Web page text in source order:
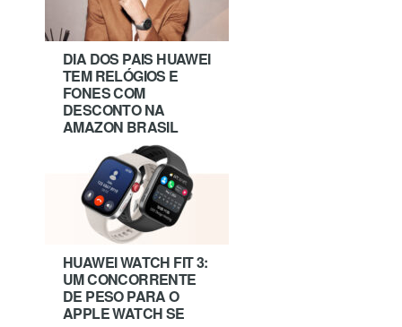
DIA DOS PAIS HUAWEI
TEM RELÓGIOS E
FONES COM
DESCONTO NA
AMAZON BRASIL
HUAWEI WATCH FIT 3:
UM CONCORRENTE
DE PESO PARA O
APPLE WATCH SE